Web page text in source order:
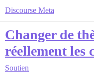
Discourse Meta
Changer de
réellement les
Soutien